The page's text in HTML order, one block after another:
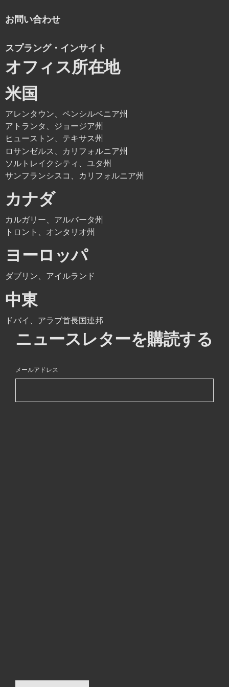
お問い合わせ
スプラング・インサイト
オフィス所在地
米国
アレンタウン、ペンシルベニア州
アトランタ、ジョージア州
ヒューストン、テキサス州
ロサンゼルス、カリフォルニア州
ソルトレイクシティ、ユタ州
サンフランシスコ、カリフォルニア州
カナダ
カルガリー、アルバータ州
トロント、オンタリオ州
ヨーロッパ
ダブリン、アイルランド
中東
ドバイ、アラブ首長国連邦
ニュースレターを購読する
メールアドレス